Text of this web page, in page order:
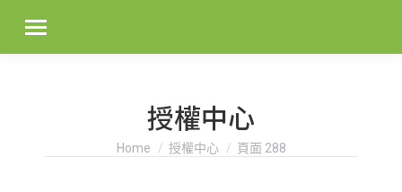
授權中心
You are here:
Home 授權中心 頁面 288